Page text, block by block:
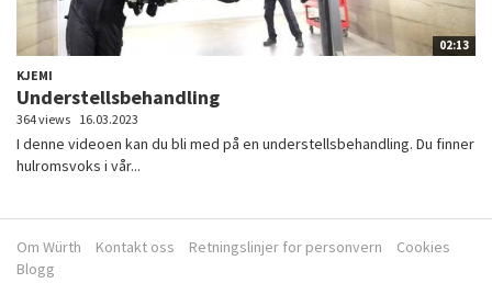
02:13
KJEMI
Understellsbehandling
364 views 16.03.2023
I denne videoen kan du bli med på en understellsbehandling. Du finner
hulromsvoks i vår...
Om Würth Kontakt oss Retningslinjer for personvern
Cookies
Blogg